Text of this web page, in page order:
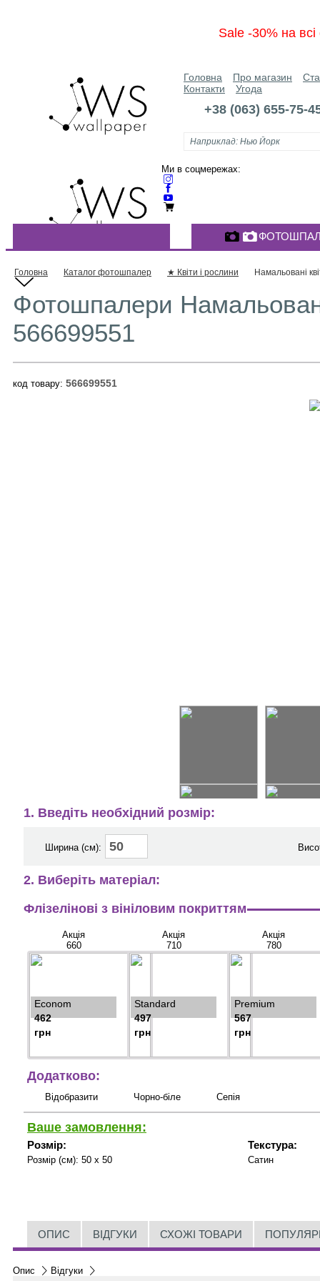
Sale -30% на
Головна Про магазин
Контакти
Угода
+38 (063) 655-75-
Ми в соцмережах:
КАТАЛОГ ФОТОШПАЛЕР
Головна Каталог фотошпалер ★ Квіти і рослини Намальовані
Фотошпалери
566699551
код товару: 566699551
1. Введіть необхідний розмір:
Ширина (см):
2. Виберіть матеріал:
Флізелінові з вініловим покриттям
Акція
660
Econom
462
грн
Акція
710
Standard
497
грн
Акція
780
Premium
567
грн
Додатково:
Відобразити Чорно-біле Сепія
Ваше замовлення:
Розмір:
Розмір (см): 50 x 50
Текстура:
Сатин
ОПИС ВІДГУКИ СХОЖІ ТОВАРИ
Опис Відгуки